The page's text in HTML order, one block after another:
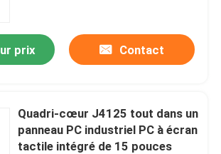
prix Contact
Quadri-cœur J4125 tout dans un
panneau PC industriel PC à écran
tactile intégré de 15 pouces